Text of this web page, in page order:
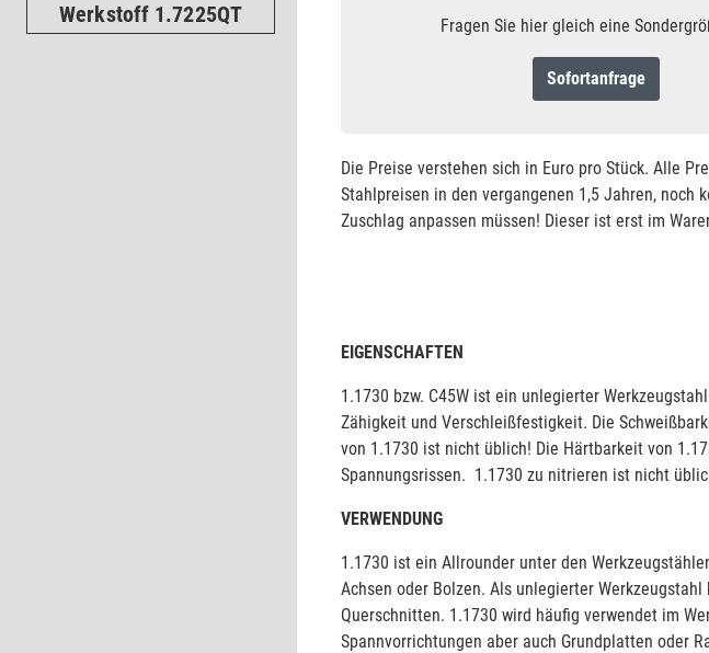
Werkstoff 1.7225QT Fragen Sie hier gleich eine
Sofortanfrage
Die Preise verstehen sich in Euro pro Stück. Alle
Stahlpreisen in den vergangenen 1,5 Jahren,
Zuschlag anpassen müssen! Dieser ist erst im
EIGENSCHAFTEN
1.1730 bzw. C45W ist ein unlegierter
Zähigkeit und Verschleißfestigkeit. Die
von 1.1730 ist nicht üblich! Die Härtbarkeit von
Spannungsrissen. 1.1730 zu nitrieren ist nicht
VERWENDUNG
1.1730 ist ein Allrounder unter den
Achsen oder Bolzen. Als unlegierter
Querschnitten. 1.1730 wird häufig verwendet im
Spannvorrichtungen aber auch Grundplatten oder